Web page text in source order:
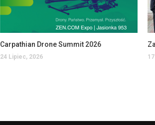
Carpathian Drone Summit 2026
24 Lipiec, 2026